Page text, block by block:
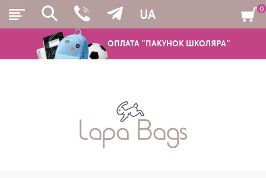
ОПЛАТА "ПАКУНОК ШКОЛЯРА"
UA
ШКІЛЬНІ РЮКЗАКИ ТА РАНЦІ
0